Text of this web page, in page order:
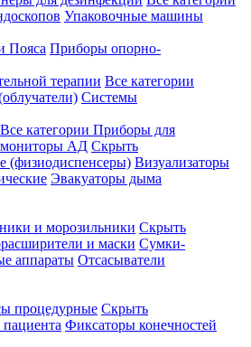
Упаковочные машины
Пояса Приборы опорно-
терапии Все категории
Системы
Все категории Приборы для
АД Скрыть
(физиодиспенсеры) Визуализаторы
Эвакуаторы дыма
и морозильники Скрыть
и маски Сумки-
аппараты Отсасыватели
процедурные Скрыть
Фиксаторы конечностей